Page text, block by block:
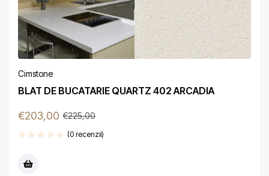
Cimstone
BLAT DE BUCATARIE QUARTZ 402 ARCADIA
€225,00
€203,00
(0 recenzii)